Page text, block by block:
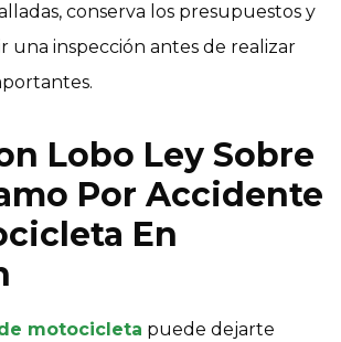
conserva los presupuestos y
una inspección antes de realizar
Lobo Ley Sobre
Por Accidente
En
motocicleta puede dejarte